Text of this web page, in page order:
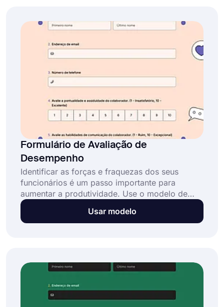
Formulário de Avaliação de
Desempenho
Identificar as forças e fraquezas dos seus
funcionários é um passo importante para
aumentar a produtividade. Use o modelo de
formulário de avaliação de desempenho do
forms.app para criar facilmente o seu
Usar modelo